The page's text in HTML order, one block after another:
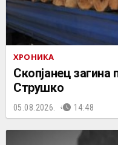
ХРОНИКА
Скопјанец загина
Струшко
05.08.2026. 14:48